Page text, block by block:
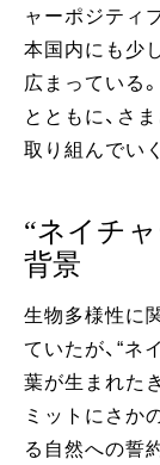
ャーポジティ
本国内にも少
広まっている
とともに、さ
取り組んでい
“ネイチ
背景
生物多様性に
ていたが、“ネ
葉が生まれた
ミットにさか
る自然への誓